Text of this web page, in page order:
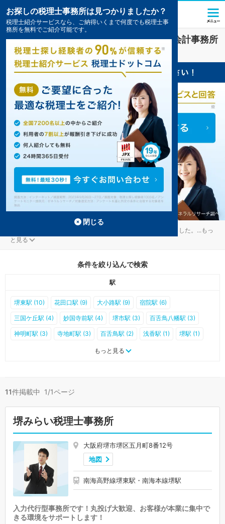
堺市堺区で資金調達対策を扱う税理士・会計事務所
の一覧11件掲載中
堺市堺区の資金調達対策を扱う税理士事務所が11件見つかりました。 ...もっ
と見る
条件を絞り込んで検索
駅
堺東駅 (10) 花田口駅 (9) 大小路駅 (9) 宿院駅 (6)
三国ケ丘駅 (4) 妙国寺前駅 (4) 堺市駅 (3) 百舌鳥八幡駅 (3)
神明町駅 (3) 寺地町駅 (3) 百舌鳥駅 (2) 浅香駅 (1) 堺駅 (1)
湊駅 (0) 大和川駅 (0)
もっと見る
11件掲載中 1/1ページ
堺みらい税理士事務所
大阪府堺市堺区五月町8番12号
地図
南海高野線堺東駅・南海本線堺駅
入力代行型事務所です！丸投げ大歓迎、お客様が本業に集中で
きる環境をサポートします！
お探しの税理士事務所は見つかりましたか？
税理士紹介サービスなら、ご納得いくまで何度でも税理士事
務所を無料でご紹介可能です。
閉じる